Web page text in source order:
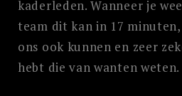
kaderleden. Wanneer je
team dit kan in 17
ons ook kunnen en zeer
hebt die van wanten weten.